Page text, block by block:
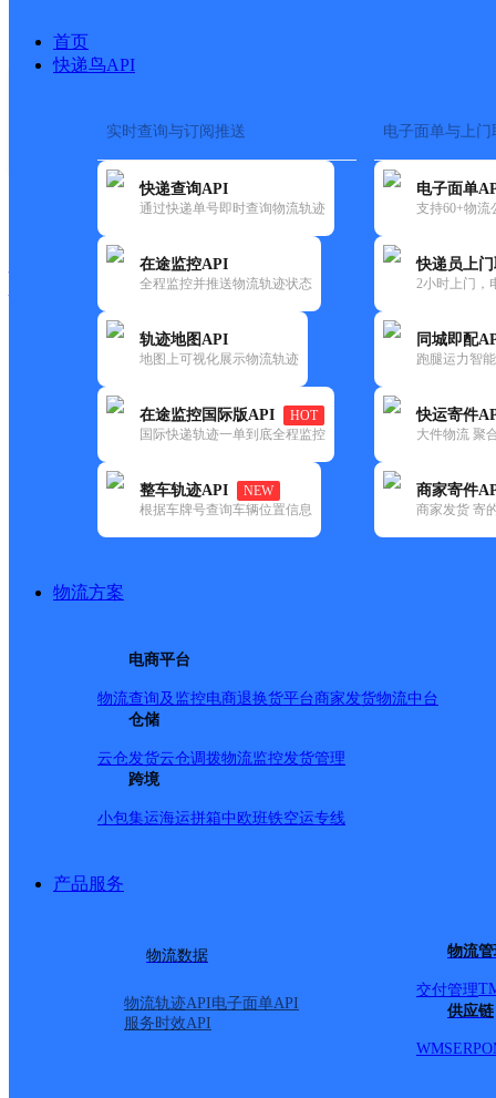
首页
快递鸟API
实时查询与订阅推送
快递查询API
通过快递单号即时查询物流轨迹
在途监控API
全程监控并推送物流轨迹状态
轨迹地图API
地图上可视化展示物流轨迹
在途监控国际版API
HOT
国际快递轨迹一单到底全程监控
整车轨迹API
NEW
根据车牌号查询车辆位置信息
电子面单与上门
电子面单
支持60+物流
快递员上
2小时上门，
同城即配
跑腿运力智
快运寄件
大件物流 聚
商家寄件
商家发货 寄
物流方案
电商平台
物流查询及监控电商退换货平台商家发货物流中台
仓储
云仓发货云仓调拨物流监控发货管理
跨境
小包集运海运拼箱中欧班铁空运专线
产品服务
物流数据
物流轨迹API电子面单API
服务时效API
物流
交付管理
供应链
WMSERP
快运大全 快递时效
韵达
云南德钦县公司
更新时间：2022-07-14 00:00:00
所属快递：韵达速递
所属区域：云南省-迪庆藏族自治州-德钦县
网点地址：云南省迪庆藏族自治州德钦县升平镇巨水村
网点负责人：